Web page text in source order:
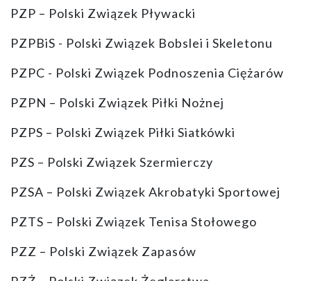
PZP – Polski Związek Pływacki
PZPBiS - Polski Związek Bobslei i Skeletonu
PZPC - Polski Związek Podnoszenia Ciężarów
PZPN – Polski Związek Piłki Nożnej
PZPS – Polski Związek Piłki Siatkówki
PZS – Polski Związek Szermierczy
PZSA – Polski Związek Akrobatyki Sportowej
PZTS – Polski Związek Tenisa Stołowego
PZZ – Polski Związek Zapasów